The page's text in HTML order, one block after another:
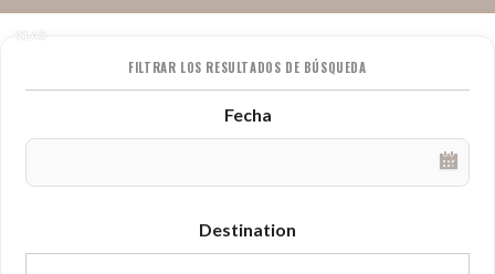
ISLAS
FILTRAR LOS RESULTADOS DE BÚSQUEDA
Destination
Fecha